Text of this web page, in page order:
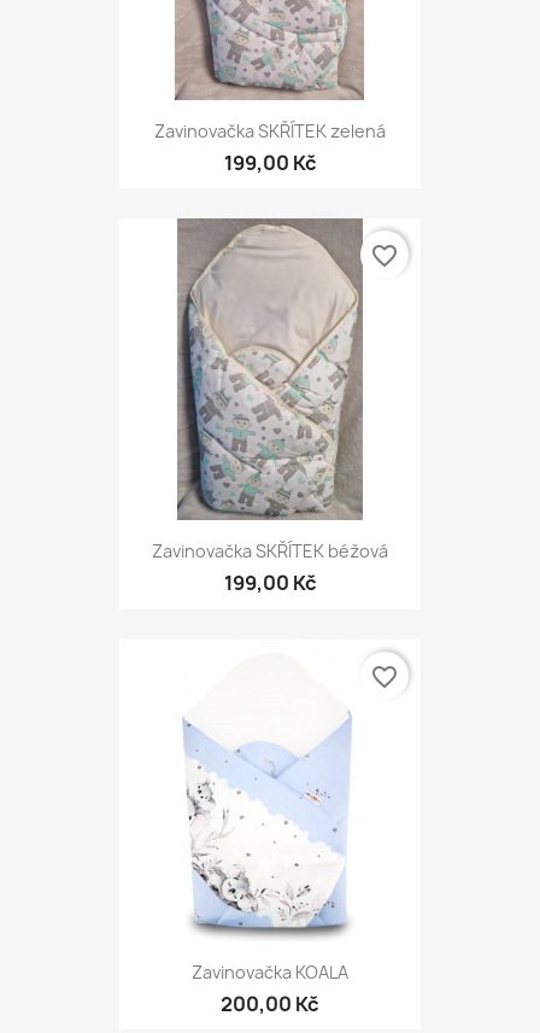
Zavinovačka SKŘÍTEK zelená
199,00 Kč
Zavinovačka SKŘÍTEK béžová
199,00 Kč
favorite_border
Zavinovačka KOALA
200,00 Kč
favorite_border